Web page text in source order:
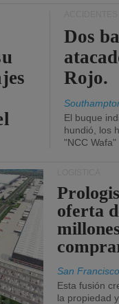
Dos
Rojo.
El buque
hundió, los
"NCC Wafa"
oferta
San Francisco
Esta fusión
la propiedad